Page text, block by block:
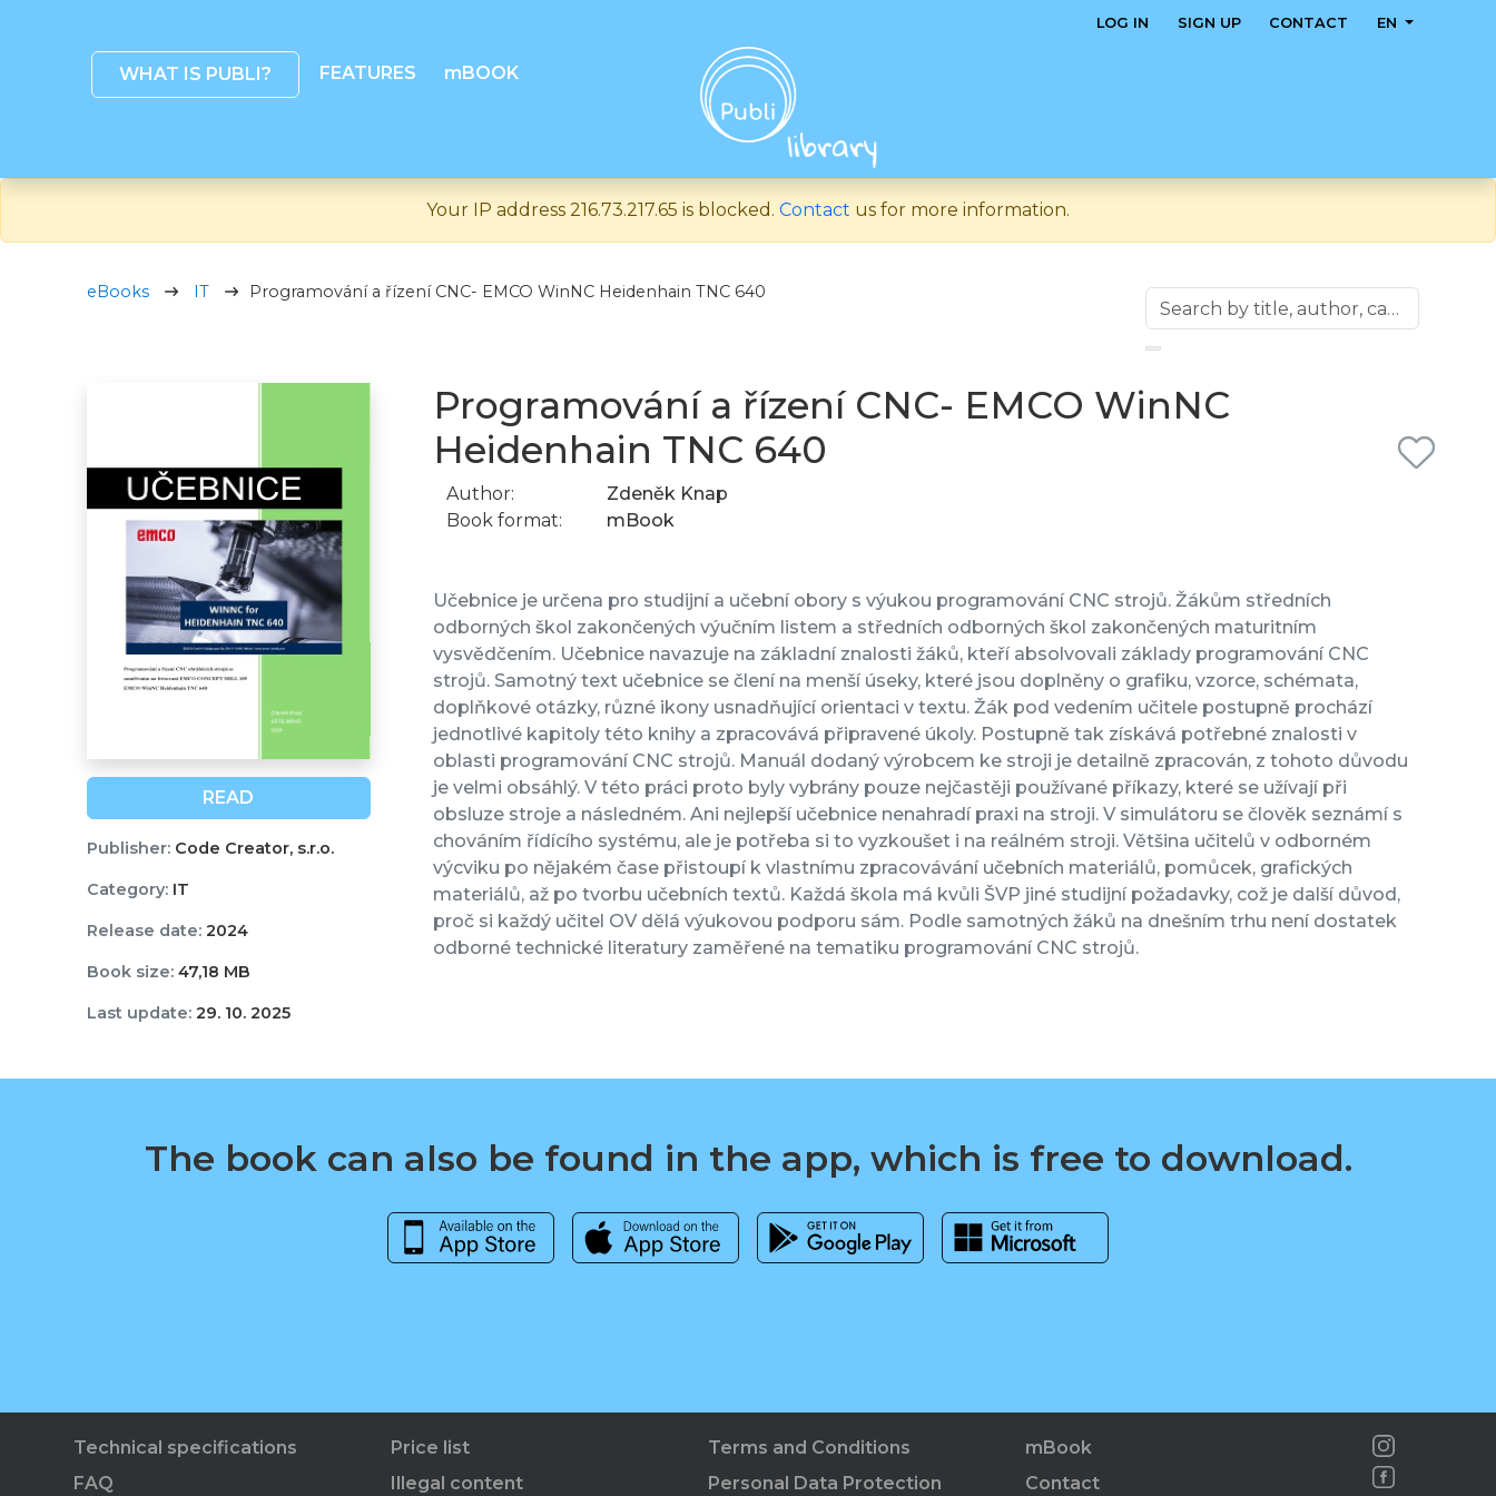
WHAT IS PUBLI? FEATURES mBOOK
LOG IN SIGN UP CONTACT EN
Your IP address 216.73.217.65 is blocked. Contact us for more information.
eBooks IT Programování a řízení CNC- EMCO WinNC Heidenhain TNC 640
READ
Publisher:Code Creator, s.r.o.
Category:IT
Release date:2024
Book size:47,18 MB
Last update:29. 10. 2025
Programování a řízení CNC- EMCO WinNC
Heidenhain TNC 640
Author:
Zdeněk Knap
Book format:
mBook
Učebnice je určena pro studijní a učební obory s výukou programování CNC strojů. Žákům středních
odborných škol zakončených výučním listem a středních odborných škol zakončených maturitním
vysvědčením. Učebnice navazuje na základní znalosti žáků, kteří absolvovali základy programování CNC
strojů. Samotný text učebnice se člení na menší úseky, které jsou doplněny o grafiku, vzorce, schémata,
doplňkové otázky, různé ikony usnadňující orientaci v textu. Žák pod vedením učitele postupně prochází
jednotlivé kapitoly této knihy a zpracovává připravené úkoly. Postupně tak získává potřebné znalosti v
oblasti programování CNC strojů. Manuál dodaný výrobcem ke stroji je detailně zpracován, z tohoto důvodu
je velmi obsáhlý. V této práci proto byly vybrány pouze nejčastěji používané příkazy, které se užívají při
obsluze stroje a následném. Ani nejlepší učebnice nenahradí praxi na stroji. V simulátoru se člověk seznámí s
chováním řídícího systému, ale je potřeba si to vyzkoušet i na reálném stroji. Většina učitelů v odborném
výcviku po nějakém čase přistoupí k vlastnímu zpracovávání učebních materiálů, pomůcek, grafických
materiálů, až po tvorbu učebních textů. Každá škola má kvůli ŠVP jiné studijní požadavky, což je další důvod,
proč si každý učitel OV dělá výukovou podporu sám. Podle samotných žáků na dnešním trhu není dostatek
odborné technické literatury zaměřené na tematiku programování CNC strojů.
The book can also be found in the app, which is free to download.
Technical specifications
FAQ
Price list
Illegal content
Terms and Conditions
Personal Data Protection
mBook
Contact